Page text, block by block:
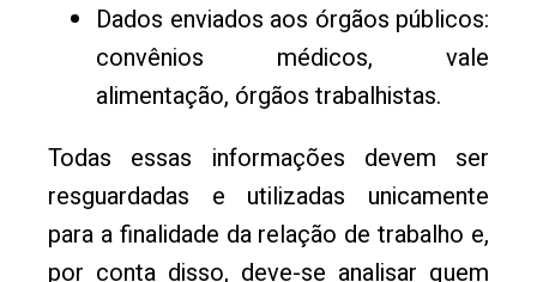
Dados enviados aos órgãos públicos:
convênios médicos, vale
alimentação, órgãos trabalhistas.
Todas essas informações devem ser
resguardadas e utilizadas unicamente
para a finalidade da relação de trabalho e,
por conta disso, deve-se analisar quem